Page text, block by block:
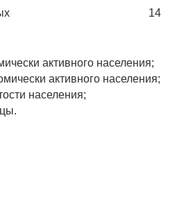
безработных 14
активного населения;
активного населения;
населения;